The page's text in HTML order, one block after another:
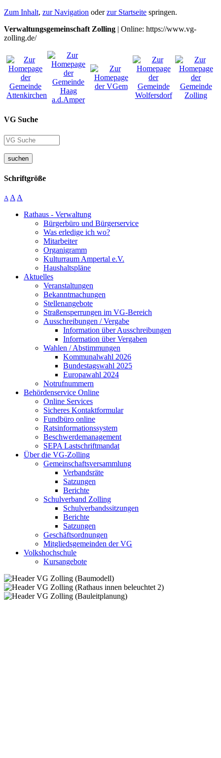
Zum Inhalt, zur Navigation oderzur Startseite springen.
Verwaltungsgemeinschaft Zolling | Online: https://www.vg-
zolling.de/
VG Suche
suchen
Schriftgröße
A A A
Rathaus - Verwaltung
Bürgerbüro und Bürgerservice
Was erledige ich wo?
Mitarbeiter
Organigramm
Kulturraum Ampertal e.V.
Haushaltspläne
Aktuelles
Veranstaltungen
Bekanntmachungen
Stellenangebote
Straßensperrungen im VG-Bereich
Ausschreibungen / Vergabe
Information über Ausschreibungen
Information über Vergaben
Wahlen / Abstimmungen
Kommunalwahl 2026
Bundestagswahl 2025
Europawahl 2024
Notrufnummern
Behördenservice Online
Online Services
Sicheres Kontaktformular
Fundbüro online
Ratsinformationssystem
Beschwerdemanagement
SEPA Lastschriftmandat
Über die VG-Zolling
Gemeinschaftsversammlung
Verbandsräte
Satzungen
Berichte
Schulverband Zolling
Schulverbandssitzungen
Berichte
Satzungen
Geschäftsordnungen
Mitgliedsgemeinden der VG
Volkshochschule
Kursangebote